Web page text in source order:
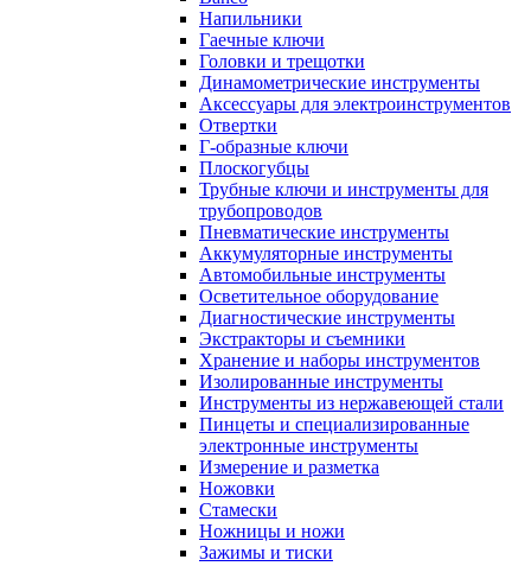
Напильники
Гаечные ключи
Головки и трещотки
Динамометрические инструменты
Аксессуары для электроинструментов
Отвертки
Г-образные ключи
Плоскогубцы
Трубные ключи и инструменты для
трубопроводов
Пневматические инструменты
Аккумуляторные инструменты
Автомобильные инструменты
Осветительное оборудование
Диагностические инструменты
Экстракторы и съемники
Хранение и наборы инструментов
Изолированные инструменты
Инструменты из нержавеющей стали
Пинцеты и специализированные
электронные инструменты
Измерение и разметка
Ножовки
Стамески
Ножницы и ножи
Зажимы и тиски